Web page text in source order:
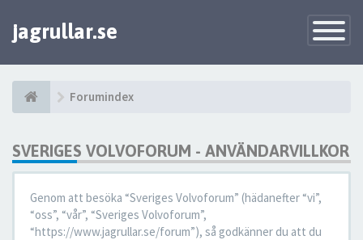
Toggle
jagrullar.se
Forumindex
SVERIGES VOLVOFORUM - ANVÄNDARVILLKOR
Genom att besöka “Sveriges Volvoforum” (hädanefter “vi”,
“oss”, “vår”, “Sveriges Volvoforum”,
“https://www.jagrullar.se/forum”), så godkänner du att du